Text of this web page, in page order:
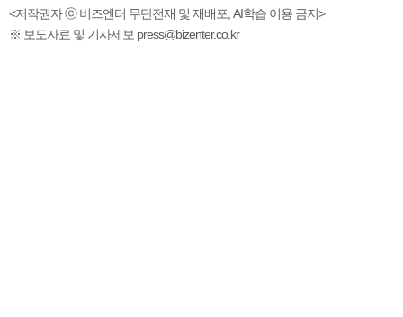
<저작권자 ⓒ 비즈엔터 무단전재 및 재배포, AI학습 이용 금지>
※ 보도자료 및 기사제보 press@bizenter.co.kr